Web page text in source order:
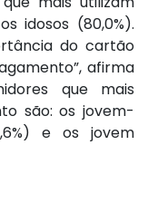
idosos (80,0%).
do cartão
afirma
que mais
são: os jovem-
e os jovem